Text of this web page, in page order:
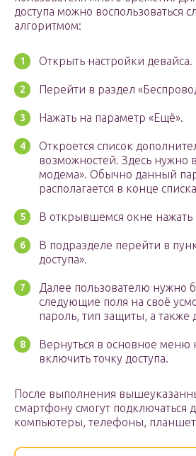
доступа можно воспользоваться
алгоритмом:
Открыть настройки девайса.
Перейти в раздел
Нажать на параметр «Ещё».
Откроется список
возможностей. Здесь нужно
модема». Обычно данный
располагается в конце
В открывшемся окне нажать
В подразделе перейти в
доступа».
Далее пользователю нужно
следующие поля на своё
пароль, тип защиты, а также
Вернуться в основное меню
включить точку доступа.
После выполнения
смартфону смогут подключаться
компьютеры, телефоны,